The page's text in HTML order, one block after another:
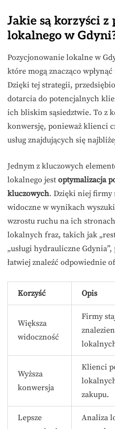
Jakie są korzyści
lokalnego w
Pozycjonowanie lokalne w
które mogą znacząco
Dzięki tej strategii,
dotarcia do potencjalnych
ich bliskim sąsiedztwie. To z
konwersję, ponieważ klienci
usług znajdujących się
Jednym z kluczowych
lokalnego jest optymalizacja
kluczowych. Dzięki niej firmy
widoczne w wynikach
wzrostu ruchu na ich
lokalnych fraz, takich jak
„usługi hydrauliczne
łatwiej znaleźć odpowiednie
Korzyść Opis
Większa
widoczność
Firmy
Wyższa
konwersja
Klienci
zakupu.
Lepsze
Analiza